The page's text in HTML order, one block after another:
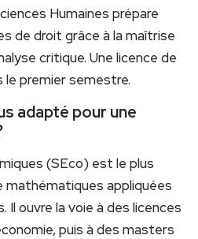
Humaines prépare
de droit grâce à la maîtrise
critique. Une licence de
premier semestre.
adapté pour une
(SEco) est le plus
mathématiques appliquées
Il ouvre la voie à des licences
puis à des masters